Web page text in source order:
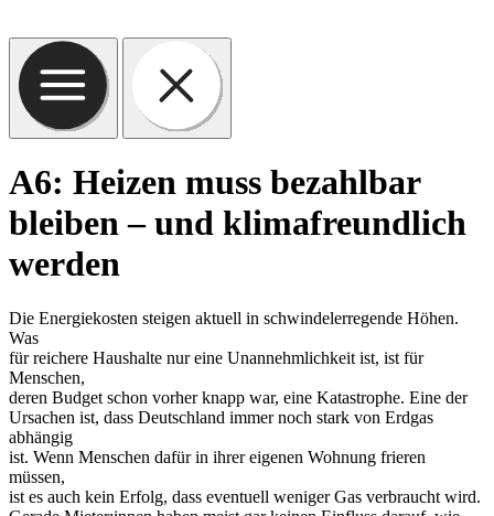
A6: Heizen muss bezahlbar
bleiben – und klimafreundlich
werden
Die Energiekosten steigen aktuell in schwindelerregende Höhen.
Was
für reichere Haushalte nur eine Unannehmlichkeit ist, ist für
Menschen,
deren Budget schon vorher knapp war, eine Katastrophe. Eine der
Ursachen ist, dass Deutschland immer noch stark von Erdgas
abhängig
ist. Wenn Menschen dafür in ihrer eigenen Wohnung frieren
müssen,
ist es auch kein Erfolg, dass eventuell weniger Gas verbraucht wird.